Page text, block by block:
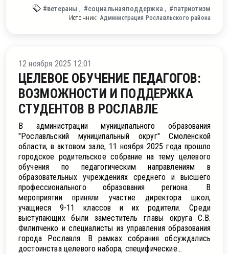
#ветераны #социальнаяподдержка #патриотизм
Источник: Администрация Рославльского района
12 ноября 2025 12:01
ЦЕЛЕВОЕ ОБУЧЕНИЕ ПЕДАГОГОВ:
ВОЗМОЖНОСТИ И ПОДДЕРЖКА
СТУДЕНТОВ В РОСЛАВЛЕ
В администрации муниципального образования
"Рославльский муниципальный округ" Смоленской
области, в актовом зале, 11 ноября 2025 года прошло
городское родительское собрание на тему целевого
обучения по педагогическим направлениям в
образовательных учреждениях среднего и высшего
профессионального образования региона. В
мероприятии приняли участие директора школ,
учащиеся 9-11 классов и их родители. Среди
выступающих были заместитель главы округа С.В.
Филипченко и специалисты из управления образования
города Рославля. В рамках собрания обсуждались
достоинства целевого набора, специфические...